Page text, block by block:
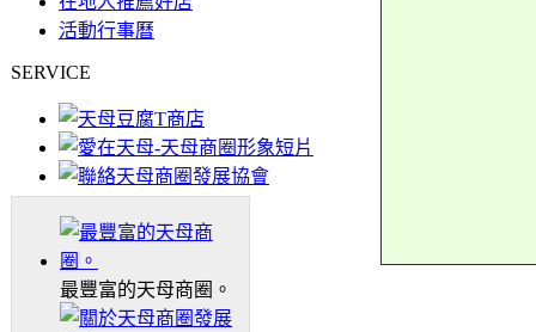
活動行事曆
SERVICE
最豐富的天母商圈。